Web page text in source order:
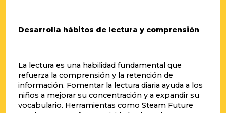
Desarrolla hábitos de lectura y comprensión
La lectura es una habilidad fundamental que
refuerza la comprensión y la retención de
información. Fomentar la lectura diaria ayuda a los
niños a mejorar su concentración y a expandir su
vocabulario. Herramientas como Steam Future